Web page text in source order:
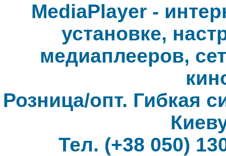
MediaPlayer -
установке,
медиаплееров,
Розница/опт. Гибкая
Тел. (+38 050)